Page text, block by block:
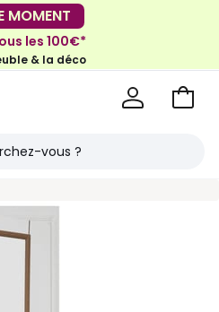
MOMENT
les 100€*
& la déco
MOMENT
2 articles*
Voir